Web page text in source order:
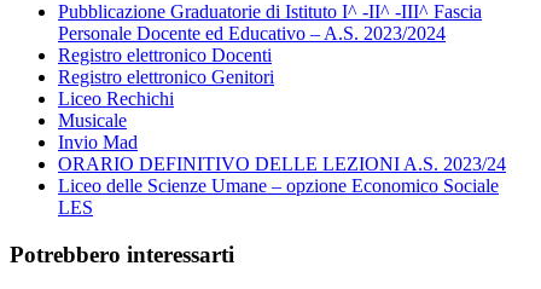
Pubblicazione Graduatorie di Istituto I^ -II^ -III^ Fascia
Personale Docente ed Educativo – A.S. 2023/2024
Registro elettronico Docenti
Registro elettronico Genitori
Liceo Rechichi
Musicale
Invio Mad
ORARIO DEFINITIVO DELLE LEZIONI A.S. 2023/24
Liceo delle Scienze Umane – opzione Economico Sociale
LES
Potrebbero interessarti